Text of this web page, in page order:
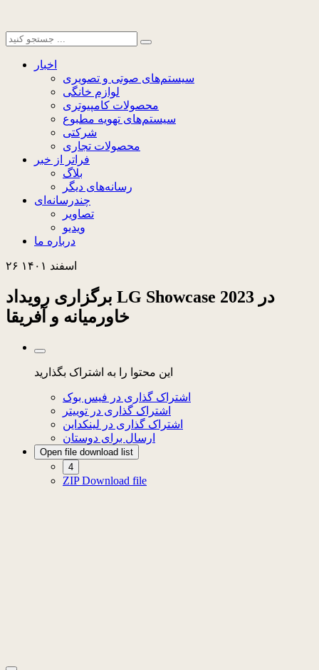
اخبار
سیستم‌های صوتی و تصویری
لوازم خانگی
محصولات کامپیوتری
سیستم‌های تهویه مطبوع
شرکتی
محصولات تجاری
فراتر از خبر
بلاگ
رسانه‌های دیگر
چندرسانه‌ای
تصاویر
ویدیو
درباره ما
۲۶ اسفند ۱۴۰۱
برگزاری رویداد LG Showcase 2023 در
خاورمیانه و آفریقا
این محتوا را به اشتراک بگذارید
اشتراک گذاری در فیس بوک
اشتراک گذاری در توییتر
اشتراک گذاری در لینکداین
ارسال برای دوستان
Open file download list
4
ZIPDownload file